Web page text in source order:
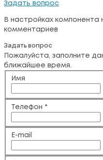
Задать вопрос
В настройках компонента
комментариев
Задать вопрос
Пожалуйста, заполните
ближайшее время.
Имя
Телефон *
E-mail